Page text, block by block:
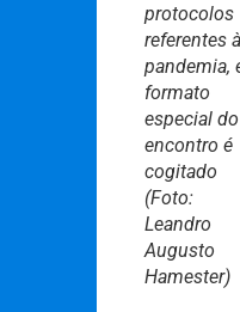
protocolos
referentes à
pandemia,
formato
especial do
encontro é
cogitado
(Foto:
Leandro
Augusto
Hamester)